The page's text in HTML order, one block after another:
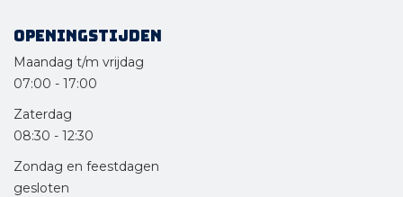
Openingstijden
Maandag t/m vrijdag
07:00 - 17:00
Zaterdag
08:30 - 12:30
Zondag en feestdagen
gesloten